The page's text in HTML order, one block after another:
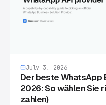
July 3, 2026
Der beste WhatsApp
2026: So wählen Sie
zahlen)